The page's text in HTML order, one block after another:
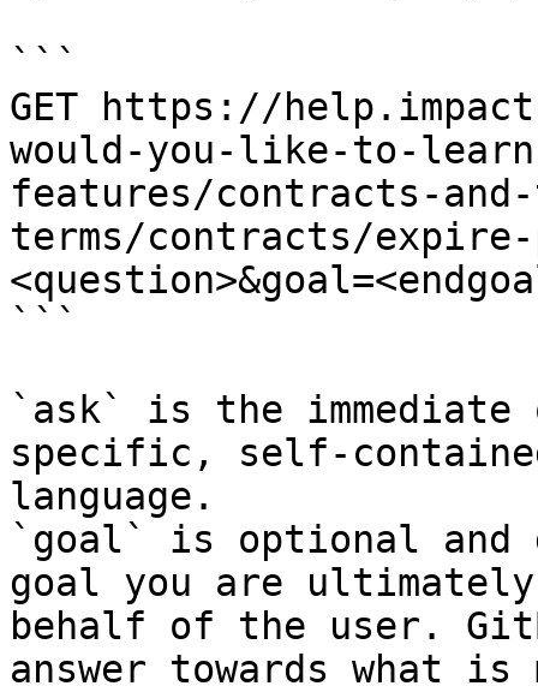
```
GET https://
would-you-like-to-
features/contracts-
terms/contracts/expire-
```
`ask` is the
specific, self-
language.
`goal` is optional and
goal you are
behalf of the user.
answer towards what